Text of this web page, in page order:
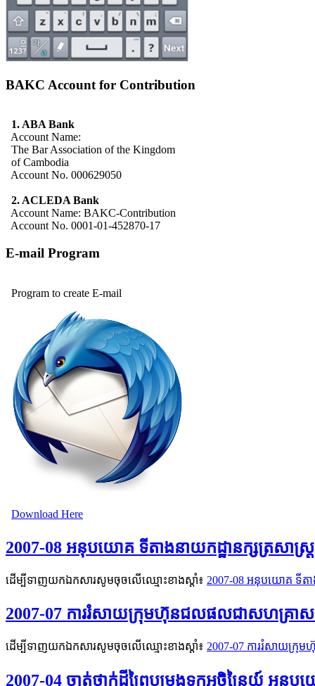
BAKC Account for Contribution
1. ABA Bank
Account Name:
The Bar Association of the Kingdom
of Cambodia
Account No. 000629050
2. ACLEDA Bank
Account Name: BAKC-Contribution
Account No. 0001-01-452870-17
E-mail Program
Program to create E-mail
Download Here
2007-08 អនុបយោគ ទីតាងនាយកដ្ឋានក្សត្រសា
ដើម្បីទាញយកឯកសារសូមចុចលើឈ្មោះខាងស្តាំ៖ 2007-08 អនុបយោគ ទីត
2007-07 ការរំសាយក្រុមហ៊ុនជលផលជាសហគ្រាស
ដើម្បីទាញយកឯកសារសូមចុចលើឈ្មោះខាងស្តាំ៖ 2007-07 ការរំសាយក្
2007-04 ចាត់ថ្នាក់ដីព្រៃបម្រុងទុកអចិន្រ្តៃយ៍ អនុ